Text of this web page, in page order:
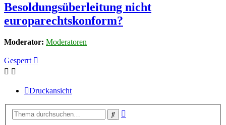
Besoldungsüberleitung nicht
europarechtskonform?
Moderator: Moderatoren
Gesperrt
Druckansicht
Suche